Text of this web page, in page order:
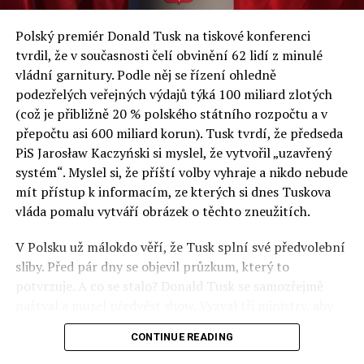
a východní Evropě.
Otázky spojené s vývojem umělé inteligence budou na
fóru AI zvláště diskutovanou oblastí. Fórum AI bude
zahrnovat vyhrazenou tematickou trať skládající se z
panelů, prezentací, workshopů a speciálních akcí.
Budou diskutovány klíčové otázky vlivu umělé
inteligence ve společnosti, ale i v sektoru veřejných a
komerčních služeb. Budou se diskutovat problémy a
výzvy, kterým bude muset trh čelit tváří v tvář zásadním
technologickým změnám. Účastníci fóra také zváží, do
technologií umělé inteligence v mnoha oblastech života
umožní Evropské unii obnovit konkurenceschopnost ve
vztahu ke globálním ekonomikám a nutnosti zajistit
Polský premiér Donald Tusk na tiskové konferenci
tvrdil, že v současnosti čelí obvinění 62 lidí z minulé
vládní garnitury. Podle něj se řízení ohledně
podezřelých veřejných výdajů týká 100 miliard zlotých
(což je přibližně 20 % polského státního rozpočtu a v
přepočtu asi 600 miliard korun). Tusk tvrdí, že předseda
PiS Jarosław Kaczyński si myslel, že vytvořil „uzavřený
systém“. Myslel si, že příští volby vyhraje a nikdo nebude
mít přístup k informacím, ze kterých si dnes Tuskova
vláda pomalu vytváří obrázek o těchto zneužitích.
V Polsku už málokdo věří, že Tusk splní své předvolební
sliby. Před pár dny se objevil průzkum, který to
potvrzuje. A co se stalo? Donald Tusk se samozřejmě
před kamerami podepsali dohodu o stíhání členů PiS, a
ti poslušně ono divadlo předvedli. Andrzej Domański
CONTINUE READING